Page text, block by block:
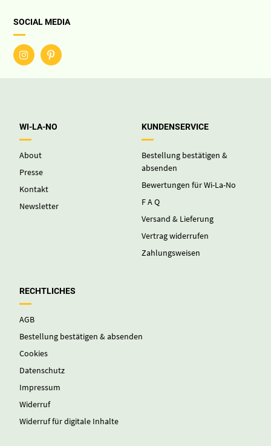
SOCIAL MEDIA
WI-LA-NO
About
Presse
Kontakt
Newsletter
KUNDENSERVICE
Bestellung bestätigen &
absenden
Bewertungen für Wi-La-No
F A Q
Versand & Lieferung
Vertrag widerrufen
Zahlungsweisen
RECHTLICHES
AGB
Bestellung bestätigen & absenden
Cookies
Datenschutz
Impressum
Widerruf
Widerruf für digitale Inhalte